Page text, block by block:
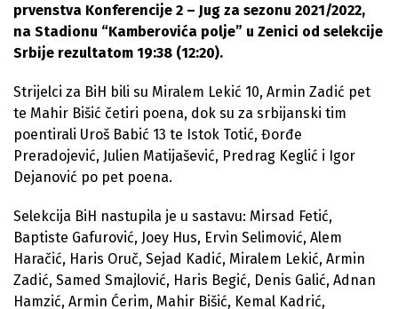
prvenstva Konferencije 2 – Jug za sezonu 2021/2022,
na Stadionu “Kamberovića polje” u Zenici od selekcije
Srbije rezultatom 19:38 (12:20).
Strijelci za BiH bili su Miralem Lekić 10, Armin Zadić pet
te Mahir Bišić četiri poena, dok su za srbijanski tim
poentirali Uroš Babić 13 te Istok Totić, Đorđe
Preradojević, Julien Matijašević, Predrag Keglić i Igor
Dejanović po pet poena.
Selekcija BiH nastupila je u sastavu: Mirsad Fetić,
Baptiste Gafurović, Joey Hus, Ervin Selimović, Alem
Haračić, Haris Oruč, Sejad Kadić, Miralem Lekić, Armin
Zadić, Samed Smajlović, Haris Begić, Denis Galić, Adnan
Hamzić, Armin Ćerim, Mahir Bišić, Kemal Kadrić,